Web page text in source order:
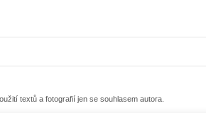
textů a fotografií jen se souhlasem autora.